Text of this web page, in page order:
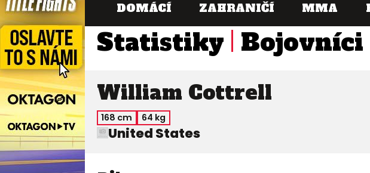
DOMÁCÍ ZAHRANIČÍ MMA
Statistiky Bojovníci
William Cottrell
168 cm 64 kg
United States